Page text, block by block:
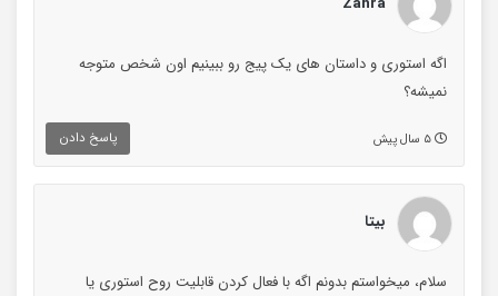
اگه استوری و داستان های یک پیج رو ببینیم اون شخص متوجه
نمیشه؟
پاسخ دادن
بیتا
سلام، میخواستم بدونم اگه با فعال کردن قابلیت روح استوری یا